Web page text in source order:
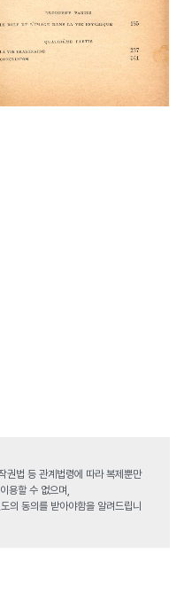
권법 등 관계법령에 따라 복제뿐만
용할 수 없으며,
의 동의를 받아야함을 알려드립니